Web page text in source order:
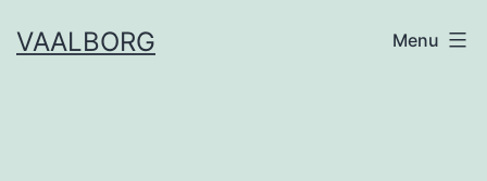
toVAALBORG Menu